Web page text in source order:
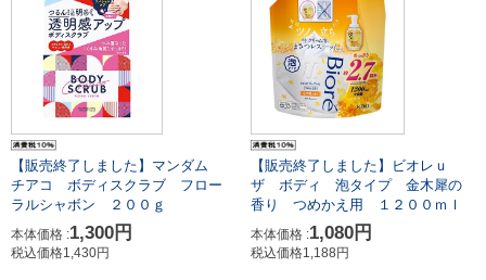
【販売終了しました】マンダム
チアコ ボディスクラブ フロー
ラルシャボン ２００ｇ
本体価格 :1,300円
税込価格1,430円
【販売終了しました】ビオレｕ
ザ ボディ 泡タイプ 金木犀の
香り つめかえ用 １２００ｍｌ
本体価格 :1,080円
税込価格1,188円